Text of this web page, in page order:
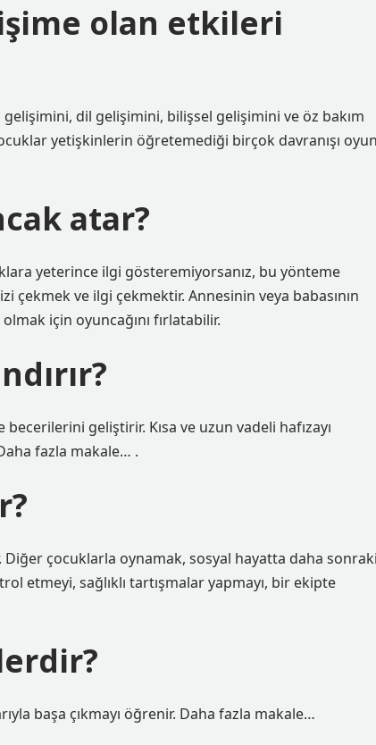
olan etkileri
dil gelişimini, bilişsel gelişimini ve öz bakım
yetişkinlerin öğretemediği birçok davranışı
atar?
yeterince ilgi gösteremiyorsanız, bu yönteme
çekmek ve ilgi çekmektir. Annesinin veya babasının
için oyuncağını fırlatabilir.
geliştirir. Kısa ve uzun vadeli hafızayı
fazla makale… .
çocuklarla oynamak, sosyal hayatta daha
etmeyi, sağlıklı tartışmalar yapmayı, bir ekipte
başa çıkmayı öğrenir. Daha fazla makale…